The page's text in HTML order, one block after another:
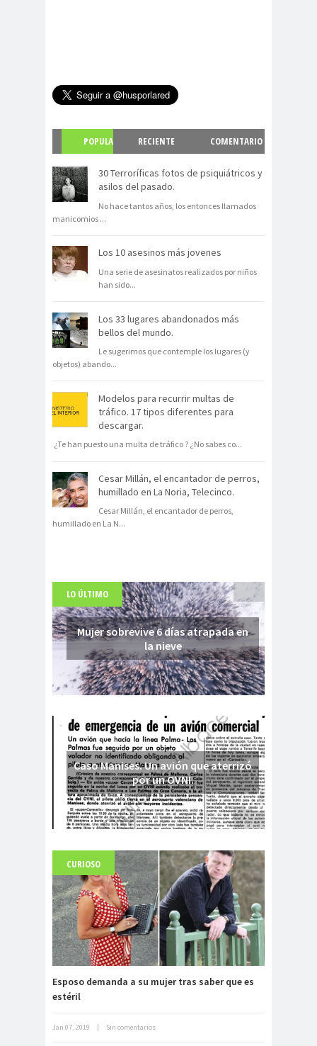
POPULA
R
RECIENTE
COMENTARIO
30 Terroríficas fotos de psiquiátricos y
asilos del pasado.
No hace tantos años, los entonces llamados
manicomios ...
Los 10 asesinos más jovenes
Una serie de asesinatos realizados por niños
han sido...
Los 33 lugares abandonados más
bellos del mundo.
Le sugerimos que contemple los lugares (y
objetos) abando...
Modelos para recurrir multas de
tráfico. 17 tipos diferentes para
descargar.
¿Te han puesto una multa de tráfico ? ¿No sabes co...
Cesar Millán, el encantador de perros,
humillado en La Noria, Telecinco.
Cesar Millán, el encantador de perros,
humillado en La N...
LO ÚLTIMO
Mujer sobrevive 6 días atrapada en
la nieve
Caso Manises. Un avión que aterrizó
por un OVNI.
Fuerte abandonado del siglo XIX
Neuromarketing: el uso de la
CURIOSO
Esposo demanda a su mujer tras saber que es
estéril
Jan 07, 2019 | Sin comentarios